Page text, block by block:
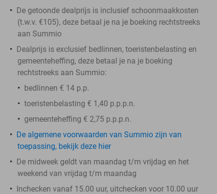
De getoonde dealprijs is inclusief schoonmaakkosten
(t.w.v. €105), deze betaal je na je boeking rechtstreeks
aan Summio
Dealprijs is exclusief bedlinnen, toeristenbelasting en
gemeenteheffing, deze betaal je na je boeking
rechtstreeks aan Summio:
bedlinnen € 14 p.p.
toeristenbelasting € 1,40 p.p.p.n.
gemeenteheffing € 2,75 p.p.p.n.
De algemene voorwaarden van Summio zijn van
toepassing, bekijk deze hier
De midweek geldt van maandag t/m vrijdag en het
weekend van vrijdag t/m maandag
Inchecken vanaf 15.00 uur, uitchecken voor 10.00 uur